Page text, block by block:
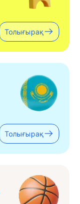
Толығырақ
Толығырақ